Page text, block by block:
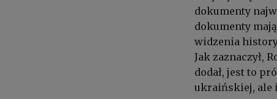
dokumenty
dokumenty
widzenia
Jak zaznaczył,
dodał, jest to
ukraińskiej, ale